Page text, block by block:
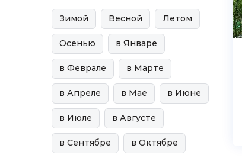
Зимой Весной Летом
Осенью в Январе
в Феврале в Марте
в Апреле в Мае в Июне
в Июле в Августе
в Сентябре в Октябре